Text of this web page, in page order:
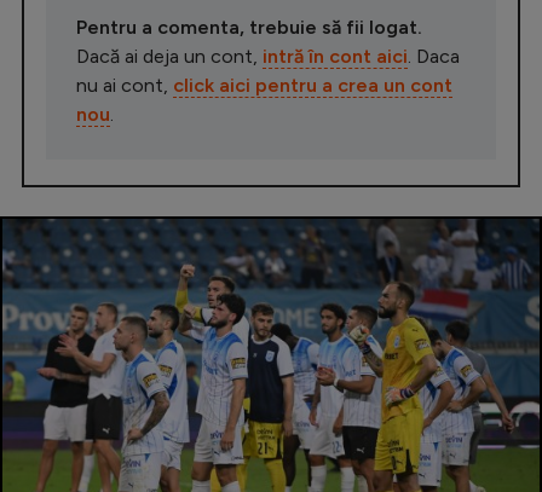
Pentru a comenta, trebuie să fii logat.
Dacă ai deja un cont, intră în cont aici . Daca
nu ai cont, click aici pentru a crea un cont
nou